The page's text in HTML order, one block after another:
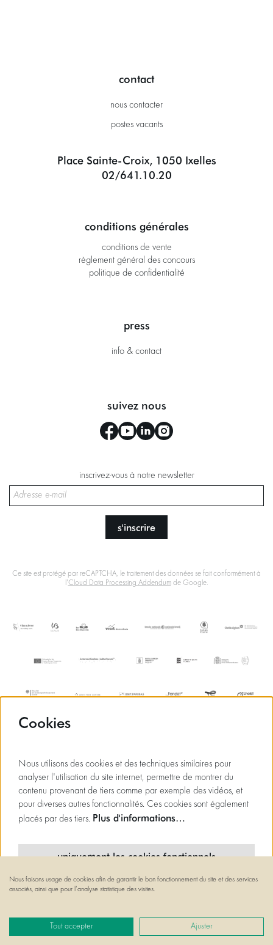
contact
nous contacter
postes vacants
Place Sainte-Croix, 1050 Ixelles
02/641.10.20
conditions générales
conditions de vente
règlement général des concours
politique de confidentialité
press
info & contact
suivez nous
inscrivez-vous à notre newsletter
s'inscrire
Ce site est protégé par reCAPTCHA, le traitement des données se fait conformément à
l'Cloud Data Processing Addendumde Google.
CultureSuite
Cookies
Nous utilisons des cookies et des techniques similaires pour
analyser l'utilisation du site internet, permettre de montrer du
contenu provenant de tiers comme par exemple des vidéos, et
pour diverses autres fonctionnalités. Ces cookies sont également
placés par des tiers. Plus d'informations…
uniquement les cookies fonctionnels
cookies minimaux
tous les cookies
Nous faisons usage de cookies afin de garantir le bon fonctionnement du site et des services
associés, ainsi que pour l’analyse statistique des visites.
Tout accepter Ajuster